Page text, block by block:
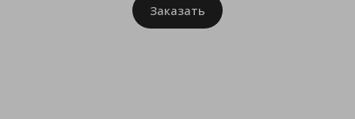
Заказать